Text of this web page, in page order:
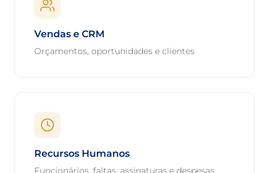
Vendas e CRM
Orçamentos, oportunidades e clientes
Recursos Humanos
Funcionários, faltas, assinaturas e despesas